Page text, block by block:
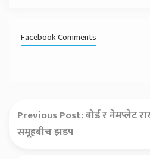
Facebook Comments
Previous Post:बोर्ड र नेमप्लेट
समूहबीच झडप